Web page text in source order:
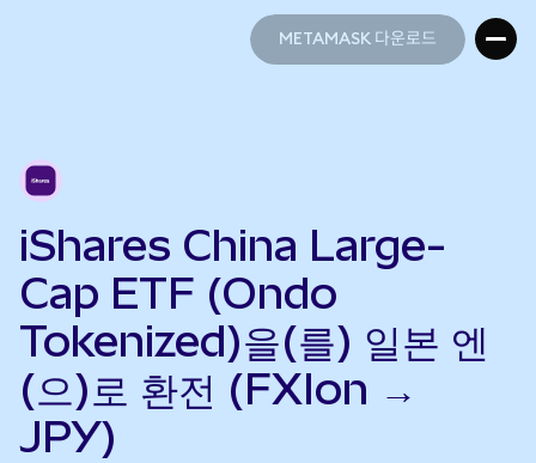
METAMASK 다운로드
iShares China Large-
Cap ETF (Ondo
Tokenized)을(를) 일본 엔
(으)로 환전 (FXIon →
JPY)